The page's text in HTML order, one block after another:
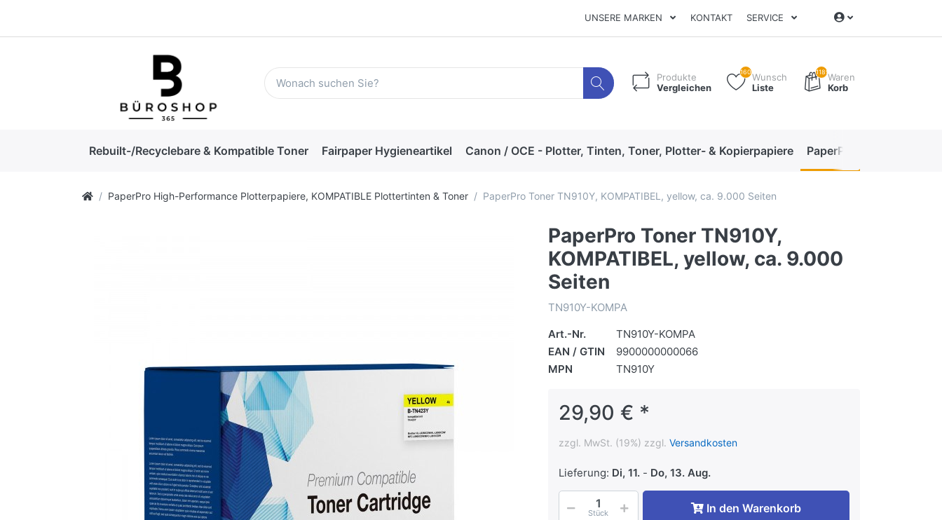
UNSERE MARKEN KONTAKT SERVICE
Produkte
Vergleichen
160Wunsch
Liste
1189Waren
Korb
Rebuilt-/Recyclebare & Kompatible Toner Fairpaper Hygieneartikel Canon / OCE - Plotter, Tinten, Toner, Plotter- & Kopierpapiere PaperPro High-
PaperPro High-Performance Plotterpapiere, KOMPATIBLE Plottertinten & Toner PaperPro Toner TN910Y, KOMPATIBEL, yellow, ca. 9.000 Seiten
PaperPro Toner TN910Y,
KOMPATIBEL, yellow, ca. 9.000
Seiten
TN910Y-KOMPA
Art.-Nr.
TN910Y-KOMPA
EAN / GTIN
9900000000066
MPN
TN910Y
29,90 € *
zzgl. MwSt. (19%) zzgl. Versandkosten
Lieferung: Di, 11.- Do, 13. Aug.
Stück In den Warenkorb